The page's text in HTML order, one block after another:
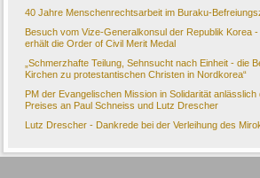
40 Jahre Menschenrechtsarbeit im Buraku-
Besuch vom Vize-Generalkonsul der Republik Korea
erhält die Order of Civil Merit Medal
„Schmerzhafte Teilung, Sehnsucht nach Einheit - die
Kirchen zu protestantischen Christen in Nordkorea“
PM der Evangelischen Mission in Solidarität
Preises an Paul Schneiss und Lutz Drescher
Lutz Drescher - Dankrede bei der Verleihung des